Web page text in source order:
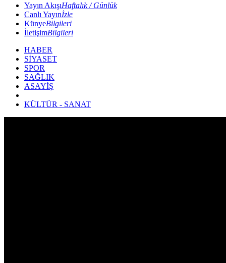
Yayın AkışıHaftalık / Günlük
Canlı Yayınİzle
KünyeBilgileri
İletişimBilgileri
HABER
SİYASET
SPOR
SAĞLIK
ASAYİŞ
KÜLTÜR - SANAT